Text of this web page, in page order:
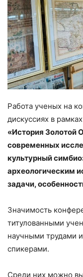
Работа ученых на
дискуссиях в
«История Золотой
современных
культурный
археологическим
задачи,
Значимость
титулованными
научными трудами
спикерами.
Среди них можно